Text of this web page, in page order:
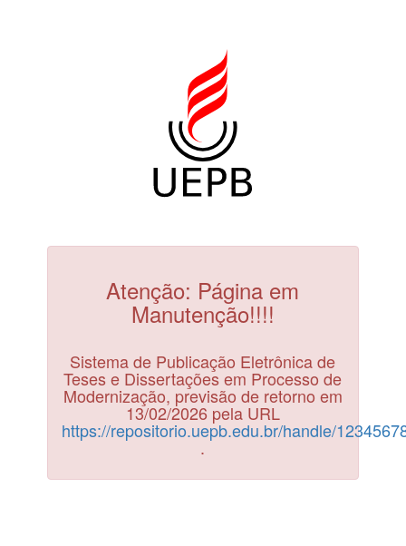
Atenção: Página em
Manutenção!!!!
Sistema de Publicação Eletrônica de
Teses e Dissertações em Processo de
Modernização, previsão de retorno em
13/02/2026 pela URL
https://repositorio.uepb.edu.br/handle/
.